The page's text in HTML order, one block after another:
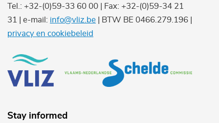
Tel.: +32-(0)59-33 60 00 | Fax: +32-(0)59-34 21
31 | e-mail: info@vliz.be | BTW BE 0466.279.196 |
privacy en cookiebeleid
Stay informed